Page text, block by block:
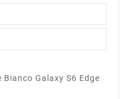
Galaxy S6 Edge